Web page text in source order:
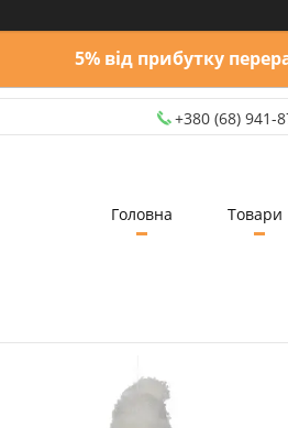
5% від прибутку
+380 (68) 941-
Головна Товари